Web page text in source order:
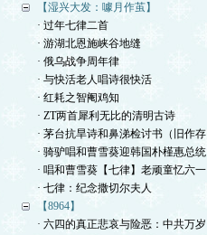
【湿兴大发：噱月作茧】
· 过年七律二首
· 游湖北恩施峡谷地缝
· 俄乌战争周年律
· 与快活老人唱诗很快活
· 红耗之智阉鸡知
· ZT两首犀利无比的清明古诗
· 茅台抗旱诗和鼻涕检讨书（旧作存
· 骑驴唱和曹雪葵迎韩国朴槿惠总统
· 唱和曹雪葵【七律】老顽童忆六一
· 七律：纪念撒切尔夫人
【8964】
· 六四的真正悲哀与险恶：中共万岁